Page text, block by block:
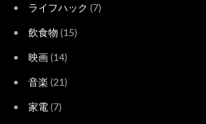
ライフハック (7)
飲食物 (15)
映画 (14)
音楽 (21)
家電 (7)